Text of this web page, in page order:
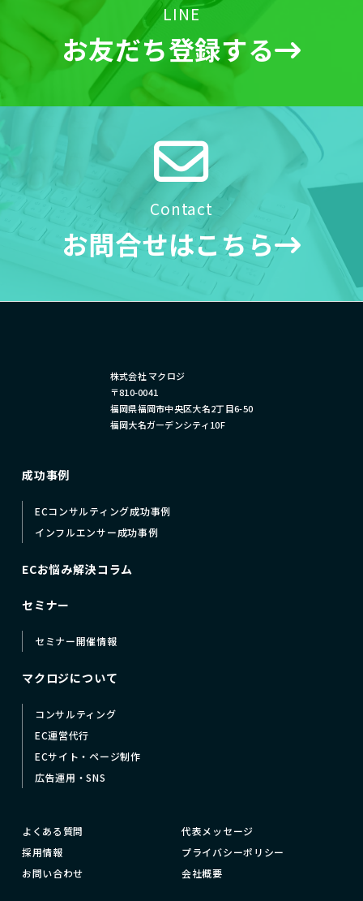
LINE
お友だち登録する
Contact
お問合せはこちら
株式会社 マクロジ
〒810-0041
福岡県福岡市中央区大名2丁目6-50
福岡大名ガーデンシティ10F
成功事例
ECコンサルティング成功事例
インフルエンサー成功事例
ECお悩み解決コラム
セミナー
セミナー開催情報
マクロジについて
コンサルティング
EC運営代行
ECサイト・ページ制作
広告運用・SNS
よくある質問
プライバシーポリシー
会社概要
代表メッセージ
お問い合わせ
採用情報